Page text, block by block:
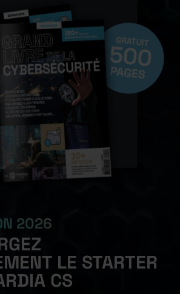
2026
LE STARTER
CS